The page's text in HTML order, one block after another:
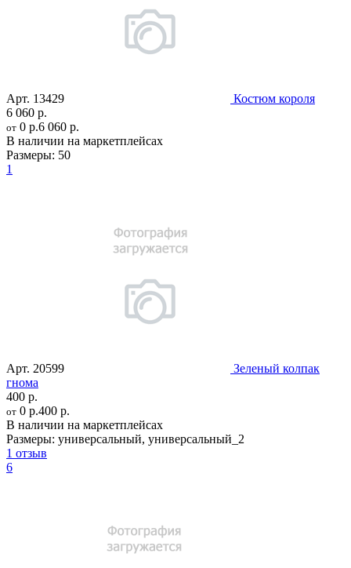
Арт. 13429
Костюм короля
6 060 р.
от 0 р.6 060 р.
В наличии на маркетплейсах
Размеры: 50
1
Арт. 20599
Зеленый колпак
гнома
400 р.
от 0 р.400 р.
В наличии на маркетплейсах
Размеры: универсальный, универсальный_2
1 отзыв
6